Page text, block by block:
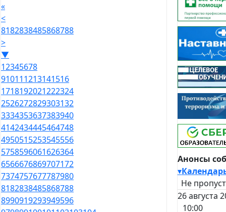
«
<
8182838485868788
>
▼
12345678
910111213141516
1718192021222324
2526272829303132
3334353637383940
4142434445464748
4950515253545556
5758596061626364
6566676869707172
7374757677787980
8182838485868788
8990919293949596
Анонсы
▾
Не
26 августа
10:00